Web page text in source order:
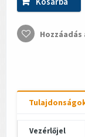
Vezérlőjel